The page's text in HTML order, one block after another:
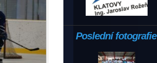
Poslední fotografie